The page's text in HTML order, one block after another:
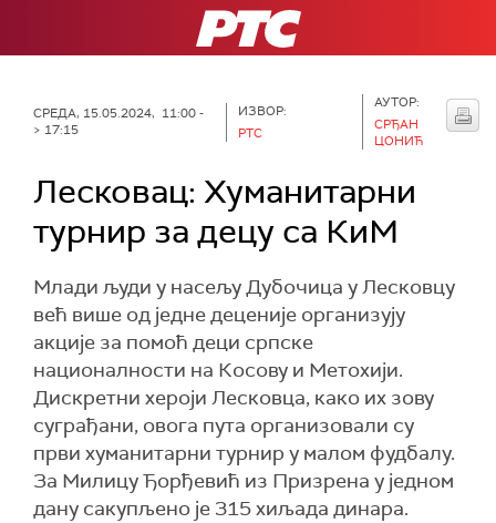
РТС
СРЕДА, 15.05.2024, 11:00 -
> 17:15
ИЗВОР:
РТС
АУТОР:
СРЂАН
ЦОНИЋ
Лесковац: Хуманитарни
турнир за децу са КиМ
Млади људи у насељу Дубочица у Лесковцу
већ више од једне деценије организују
акције за помоћ деци српске
националности на Косову и Метохији.
Дискретни хероји Лесковца, како их зову
суграђани, овога пута организовали су
први хуманитарни турнир у малом фудбалу.
За Милицу Ђорђевић из Призрена у једном
дану сакупљено је 315 хиљада динара.